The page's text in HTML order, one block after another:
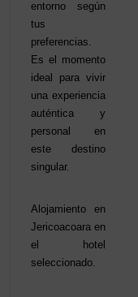
entorno según
tus
preferencias.
Es el momento
ideal para vivir
una experiencia
auténtica y
personal en
este destino
singular.
Alojamiento en
Jericoacoara en
el hotel
seleccionado.